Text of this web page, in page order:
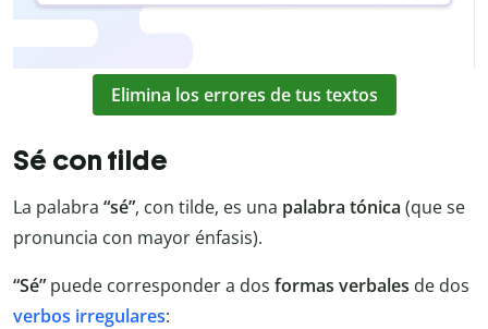
Elimina los errores de tus textos
Sé con tilde
La palabra “sé”, con tilde, es una palabra tónica (que se
pronuncia con mayor énfasis).
“Sé” puede corresponder a dos formas verbales de dos
verbos irregulares: